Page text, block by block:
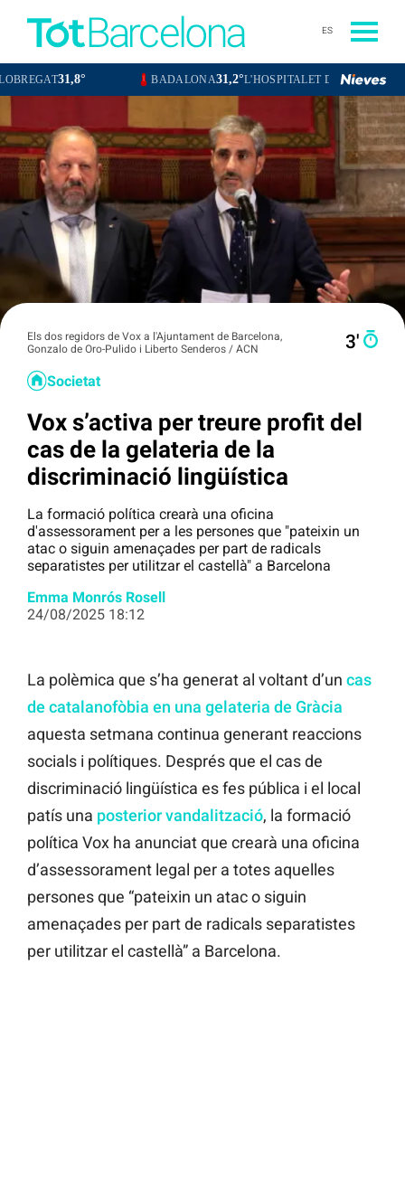
ES
BADALONA31,2°L'HOSPITALET DE LLOBREGAT 31,2°SANTA
Els dos regidors de Vox a l'Ajuntament de Barcelona,
Gonzalo de Oro-Pulido i Liberto Senderos / ACN
3′
Societat
Vox s’activa per treure profit del
cas de la gelateria de la
discriminació lingüística
La formació política crearà una oficina
d'assessorament per a les persones que "pateixin un
atac o siguin amenaçades per part de radicals
separatistes per utilitzar el castellà" a Barcelona
Emma Monrós Rosell
24/08/2025 18:12
La polèmica que s’ha generat al voltant d’un cas
de catalanofòbia en una gelateria de Gràcia
aquesta setmana continua generant reaccions
socials i polítiques. Després que el cas de
discriminació lingüística es fes pública i el local
patís una posterior vandalització, la formació
política Vox ha anunciat que crearà una oficina
d’assessorament legal per a totes aquelles
persones que “pateixin un atac o siguin
amenaçades per part de radicals separatistes
per utilitzar el castellà” a Barcelona.